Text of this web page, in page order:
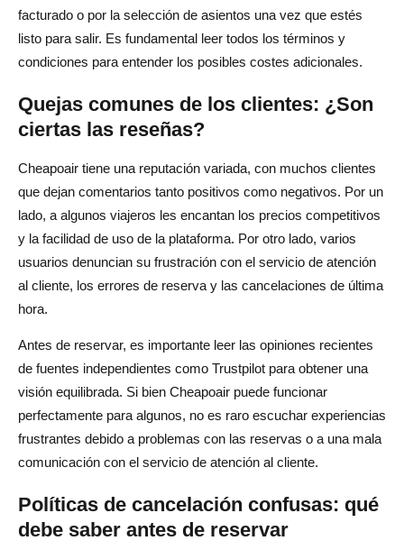
facturado o por la selección de asientos una vez que estés
listo para salir. Es fundamental leer todos los términos y
condiciones para entender los posibles costes adicionales.
Quejas comunes de los clientes: ¿Son
ciertas las reseñas?
Cheapoair tiene una reputación variada, con muchos clientes
que dejan comentarios tanto positivos como negativos. Por un
lado, a algunos viajeros les encantan los precios competitivos
y la facilidad de uso de la plataforma. Por otro lado, varios
usuarios denuncian su frustración con el servicio de atención
al cliente, los errores de reserva y las cancelaciones de última
hora.
Antes de reservar, es importante leer las opiniones recientes
de fuentes independientes como Trustpilot para obtener una
visión equilibrada. Si bien Cheapoair puede funcionar
perfectamente para algunos, no es raro escuchar experiencias
frustrantes debido a problemas con las reservas o a una mala
comunicación con el servicio de atención al cliente.
Políticas de cancelación confusas: qué
debe saber antes de reservar